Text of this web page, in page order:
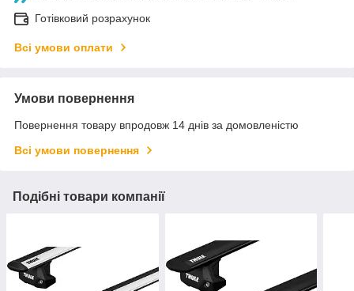
Готівковий розрахунок
Всі умови оплати
Умови повернення
Повернення товару впродовж 14 днів за домовленістю
Всі умови повернення
Подібні товари компанії